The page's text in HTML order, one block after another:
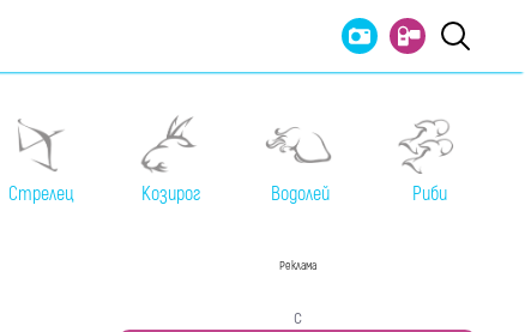
Стрелец Козирог Водолей Риби
Реклама
с